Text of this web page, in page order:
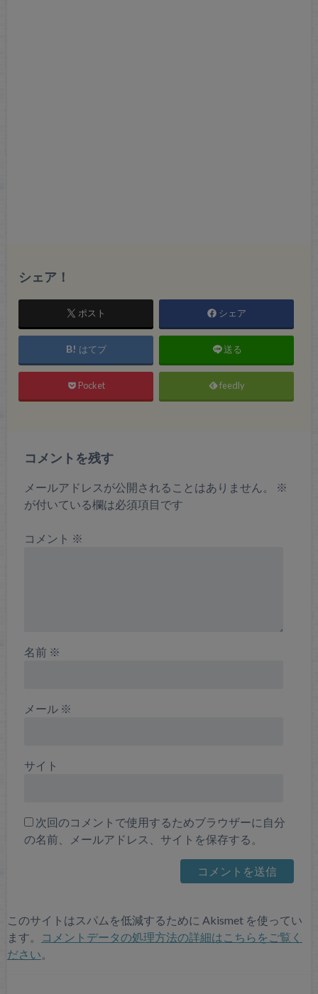
シェア！
ポスト シェア
はてブ 送る
Pocket feedly
コメントを残す
メールアドレスが公開されることはありません。
※
が付いている欄は必須項目です
コメント ※
名前 ※
メール ※
サイト
次回のコメントで使用するためブラウザーに自分
の名前、メールアドレス、サイトを保存する。
このサイトはスパムを低減するために Akismet を使ってい
ます。
コメントデータの処理方法の詳細はこちらをご覧く
ださい。